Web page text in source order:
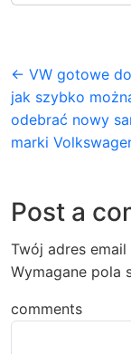
← VW gotowe
jak szybko
odebrać nowy
marki
Post a
Twój adres
Wymagane pola
comments